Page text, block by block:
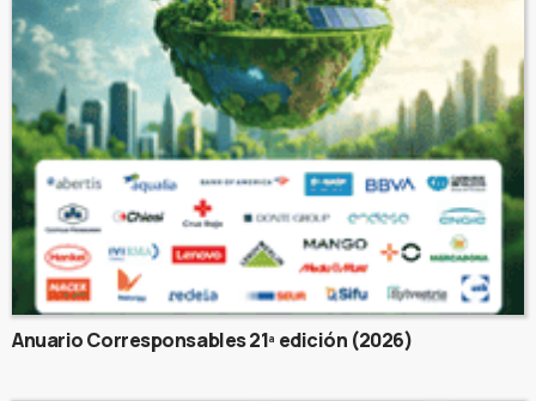
Anuario Corresponsables 21ª edición (2026)